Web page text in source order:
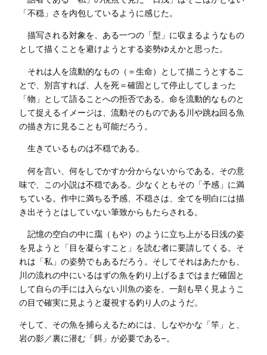
「不穏」さを内包しているように感じた。
描写される対象を、ある一つの「型」に収まるようなもの
として描くことを避けようとする姿勢ゆえかと思った。
それは人を流動的なもの（＝生命）として描こうとするこ
とで、別言すれば、人を死＝確固として停止してしまった
「物」として語ることへの拒否である。命を流動的なものと
して捉えるイメージは、流動そのものである川や跳ね回る魚
の描き方に見ることも可能だろう。
生きているものは不穏である。
何を言い、何をしでかすか分からないからである。その意
味で、この小説は不穏である。少なくともその「予感」に満
ちている。作中に満ちる予感、不穏さは、全てを明白には描
き出そうとはしていない筆致からもたらされる。
記憶の空白の中に靄（もや）のように立ち上がる日浅の姿
を見ようと「目を凝らすこと」を読む者に要請してくる。そ
れは「私」の姿勢でもあるだろう。そしてそれはあたかも、
川の流れの中にいるはずの魚を釣り上げるまではまだ確固と
して自らの手には入らない川魚の姿を、一刻も早く見ようこ
の目で確実に見ようと凝視する釣り人のようだ。
そして、その魚を捕らえるためには、しなやかな「竿」と、
岩の影／裏に潜む「餌」が必要である−。